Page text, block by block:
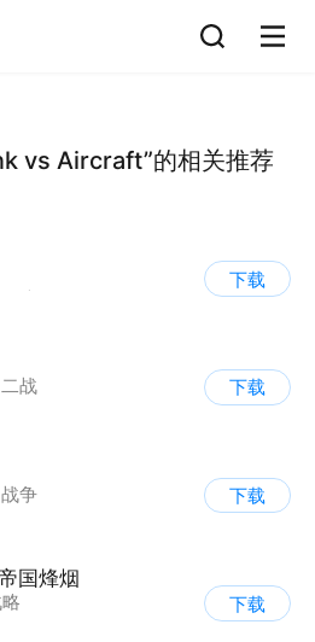
vs Aircraft”的相关推荐
下载
二战
下载
战争
下载
国烽烟
下载